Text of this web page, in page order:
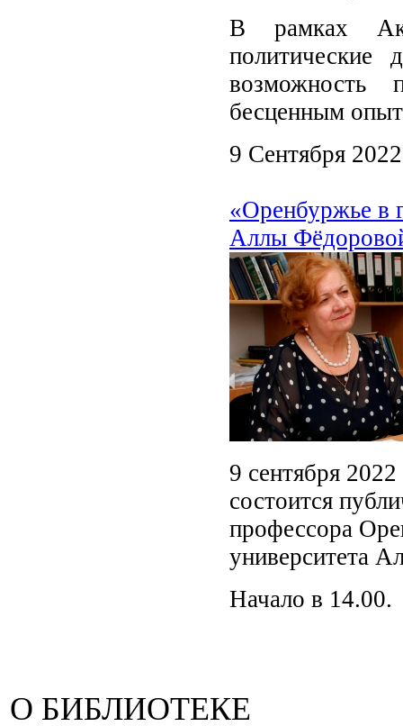
В рамках
политические
возможность
бесценным
9 Сентября 2022
«Оренбуржье в
Аллы
9 сентября
состоится
профессора
университета
Начало в 14.00.
О БИБЛИОТЕКЕ